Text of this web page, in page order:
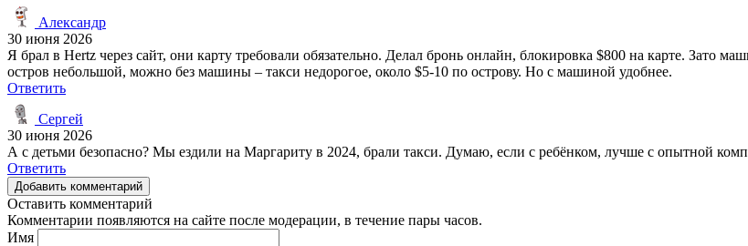
Александр
30 июня 2026
Я брал в Hertz через сайт, они карту требовали обязательно. Делал бронь онлайн, блокировка $800 на карте.
остров небольшой, можно без машины – такси недорогое, около $5-10 по острову. Но с машиной удобнее.
Ответить
Сергей
30 июня 2026
А с детьми безопасно? Мы ездили на Маргариту в 2024, брали такси. Думаю, если с ребёнком, лучше с опытной
Ответить
Добавить комментарий
Оставить комментарий
Комментарии появляются на сайте после модерации, в течение пары часов.
Имя